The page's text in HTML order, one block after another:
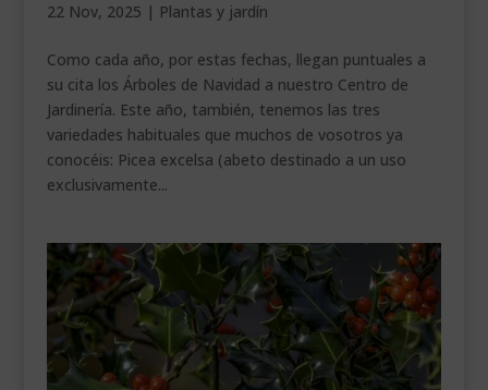
22 Nov, 2025 | Plantas y jardín
Como cada año, por estas fechas, llegan puntuales a
su cita los Árboles de Navidad a nuestro Centro de
Jardinería. Este año, también, tenemos las tres
variedades habituales que muchos de vosotros ya
conocéis: Picea excelsa (abeto destinado a un uso
exclusivamente...